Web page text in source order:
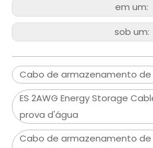
em um:
sob um:
Cabo de armazenamento de
ES 2AWG Energy Storage
prova d'água
Cabo de armazenamento de